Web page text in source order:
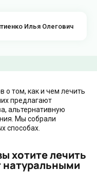
Илья Олегович
о том, как и чем лечить
предлагают
альтернативную
Мы собрали
способах.
хотите лечить
натуральными